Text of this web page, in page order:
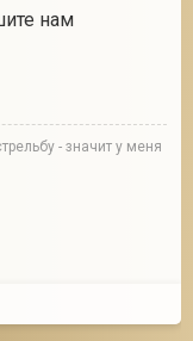
нам
- значит у меня